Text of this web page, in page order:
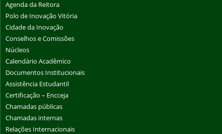
Agenda da Reitora
Polo de Inovação Vitória
Cidade da Inovação
Conselhos e Comissões
Núcleos
Calendário Acadêmico
Documentos Institucionais
Assistência Estudantil
Certificação – Encceja
Chamadas públicas
Chamadas internas
Relações Internacionais